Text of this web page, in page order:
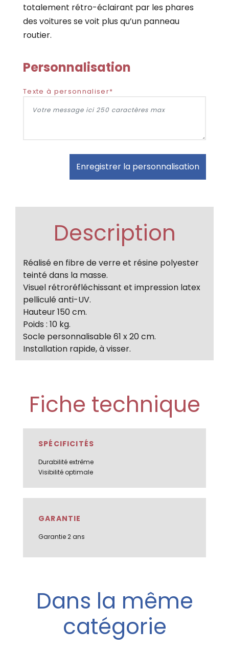
totalement rétro-éclairant par les phares
des voitures se voit plus qu’un panneau
routier.
Personnalisation
Texte à personnaliser*
Enregistrer la personnalisation
Description
Réalisé en fibre de verre et résine polyester
teinté dans la masse.
Visuel rétroréfléchissant et impression latex
pelliculé anti-UV.
Hauteur 150 cm.
Poids : 10 kg.
Socle personnalisable 61 x 20 cm.
Installation rapide, à visser.
Fiche technique
SPÉCIFICITÉS
Durabilité extrême
Visibilité optimale
GARANTIE
Garantie 2 ans
Dans la même
catégorie